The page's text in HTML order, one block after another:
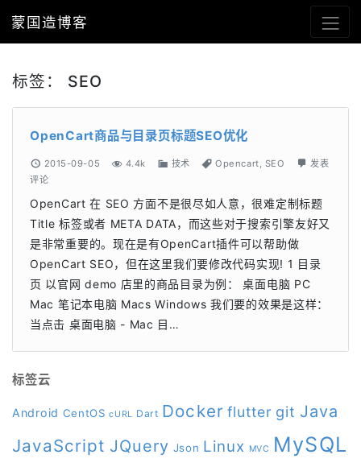
蒙国造博客
标签： SEO
OpenCart商品与目录页标题SEO优化
2015-09-05 4.4k 技术 Opencart SEO
发表
评论
OpenCart 在 SEO 方面不是很尽如人意，很难定制标题
Title 标签或者 META DATA，而这些对于搜索引擎友好又
是非常重要的。现在是有OpenCart插件可以帮助做
OpenCart SEO，但在这里我们要修改代码实现! 1 目录
页 以官网 demo 店里的商品目录为例： 桌面电脑 PC
Mac 笔记本电脑 Macs Windows 我们要的效果是这样：
当点击 桌面电脑 - Mac 目…
标签云
Android CentOS cURL Dart Docker flutter git Java
JavaScript JQuery Json Linux MVC MySQL